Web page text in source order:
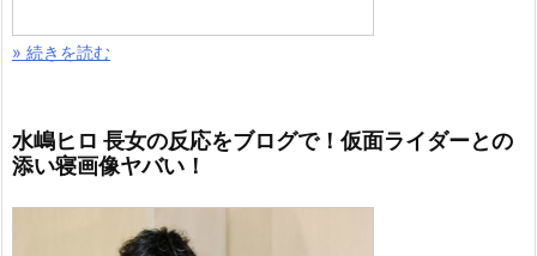
» 続きを読む
水嶋ヒロ 長女の反応をブログで！仮面ライダーとの
添い寝画像ヤバい！